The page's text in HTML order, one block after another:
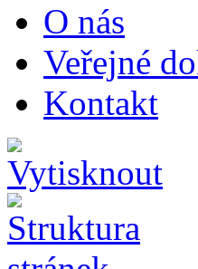
O nás
Veřejné
Kontakt